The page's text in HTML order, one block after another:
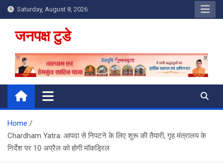
Skip
to
content
Saturday, August 8, 2026
जनपक्ष टुडे
Home
Chardham Yatra: आपदा से निपटने के लिए शुरू की तैयारी, गृह मंत्रालय के
निर्देश पर 10 अप्रैल को होगी मॉकड्रिल